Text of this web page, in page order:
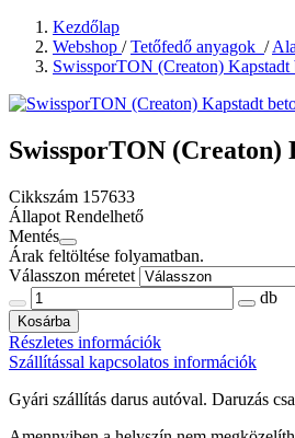
Kezdőlap
Webshop /Tetőfedő anyagok /
SwissporTON (Creaton) Kapstadt
SwissporTON (Creaton)
Cikkszám 157633
Állapot Rendelhető
Mentés
Árak feltöltése folyamatban.
Válasszon méretet
db
Kosárba
Részletes információk
Szállítással kapcsolatos információk
Gyári szállítás darus autóval. Daruzás